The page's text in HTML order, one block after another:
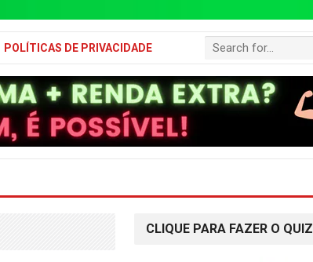
POLÍTICAS DE PRIVACIDADE
CLIQUE PARA FAZER O QUIZ